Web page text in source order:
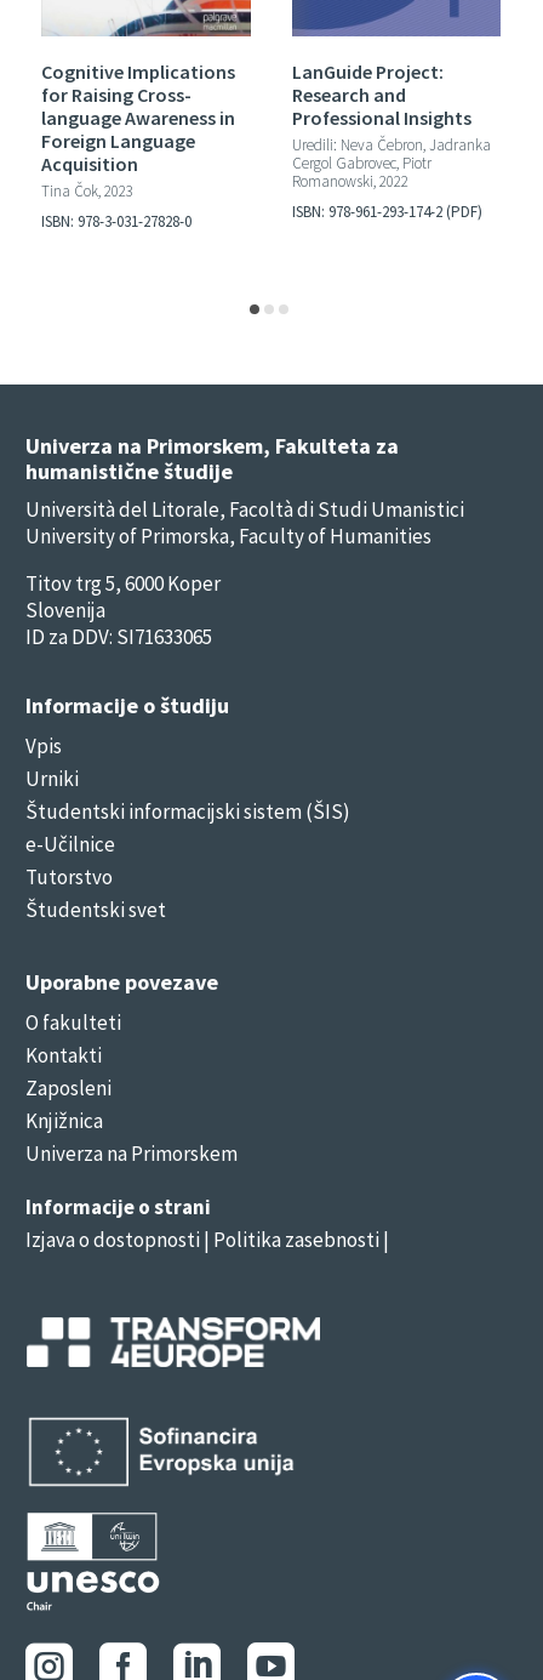
Cognitive Implications
for Raising Cross-
language Awareness in
Foreign Language
Acquisition
Tina Čok, 2023
ISBN: 978-3-031-27828-0
LanGuide Project:
Research and
Professional Insights
Uredili: Neva Čebron, Jadranka
Cergol Gabrovec, Piotr
Romanowski, 2022
ISBN: 978-961-293-174-2 (PDF)
Univerza na Primorskem, Fakulteta za
humanistične študije
Università del Litorale, Facoltà di Studi Umanistici
University of Primorska, Faculty of Humanities
Titov trg 5, 6000 Koper
Slovenija
ID za DDV: SI71633065
Informacije o študiju
Vpis
Urniki
Študentski informacijski sistem (ŠIS)
e-Učilnice
Tutorstvo
Študentski svet
Uporabne povezave
O fakulteti
Kontakti
Zaposleni
Knjižnica
Univerza na Primorskem
Informacije o strani
Izjava o dostopnosti| Politika zasebnosti |
   